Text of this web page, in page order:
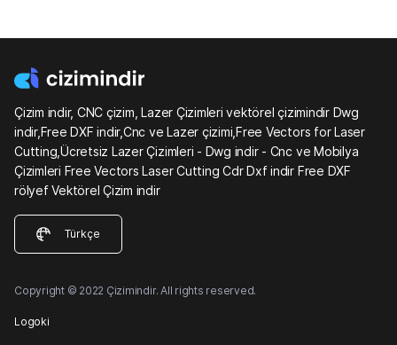
Çizim indir, CNC çizim, Lazer Çizimleri vektörel çizimindir Dwg
indir,Free DXF indir,Cnc ve Lazer çizimi,Free Vectors for Laser
Cutting,Ücretsiz Lazer Çizimleri - Dwg indir - Cnc ve Mobilya
Çizimleri Free Vectors Laser Cutting Cdr Dxf indir Free DXF
rölyef Vektörel Çizim indir
Türkçe
Copyright © 2022 Çizimindir. All rights reserved.
Logoki